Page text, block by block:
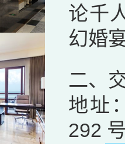
论千
幻婚
二、
地址
292